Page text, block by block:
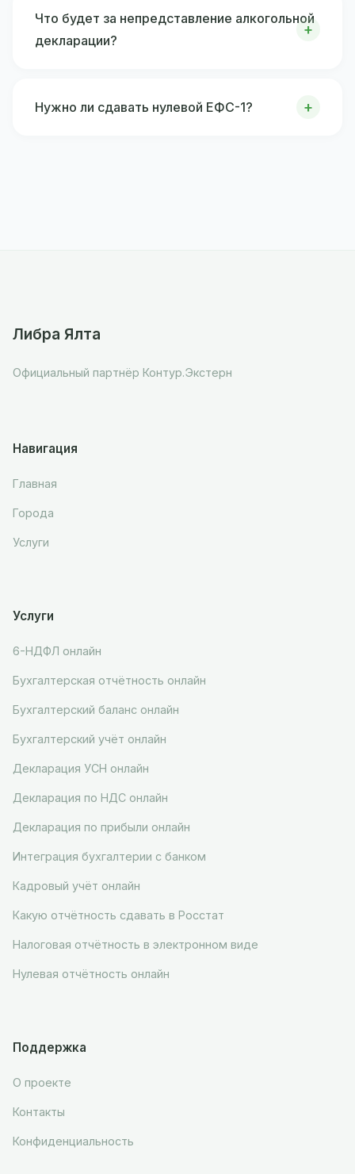
Что будет за непредставление алкогольной
декларации?
Нужно ли сдавать нулевой ЕФС-1?
Либра Ялта
Официальный партнёр Контур.Экстерн
Навигация
Главная
Города
Услуги
Услуги
6-НДФЛ онлайн
Бухгалтерская отчётность онлайн
Бухгалтерский баланс онлайн
Бухгалтерский учёт онлайн
Декларация УСН онлайн
Декларация по НДС онлайн
Декларация по прибыли онлайн
Интеграция бухгалтерии с банком
Кадровый учёт онлайн
Какую отчётность сдавать в Росстат
Налоговая отчётность в электронном виде
Нулевая отчётность онлайн
Поддержка
О проекте
Контакты
Конфиденциальность